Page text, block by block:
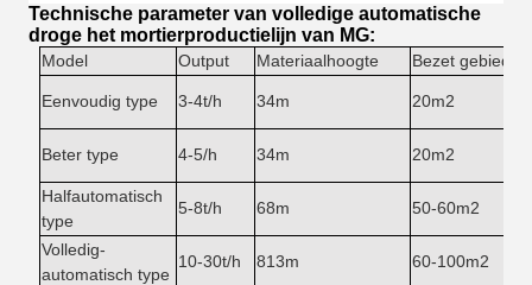
Technische parameter van volledige automatische
droge het mortierproductielijn van MG:
Model Output Materiaalhoogte Bezet gebied
Eenvoudig type 3-4t/h 34m 20m2
Beter type 4-5/h 34m 20m2
Halfautomatisch
type
5-8t/h 68m 50-60m2
Volledig-
automatisch type
10-30t/h 813m 60-100m2